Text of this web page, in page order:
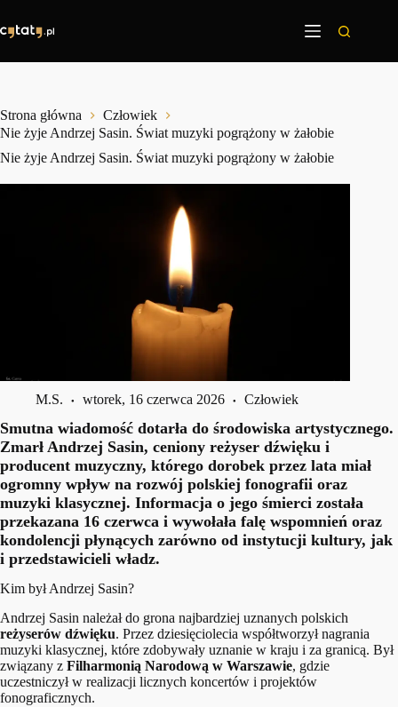
treści
Strona główna
Człowiek
Nie żyje Andrzej Sasin. Świat muzyki pogrążony w żałobie
Nie żyje Andrzej Sasin. Świat muzyki pogrążony w żałobie
M.S. wtorek, 16 czerwca 2026 Człowiek
Smutna wiadomość dotarła do środowiska artystycznego.
Zmarł Andrzej Sasin, ceniony reżyser dźwięku i
producent muzyczny, którego dorobek przez lata miał
ogromny wpływ na rozwój polskiej fonografii oraz
muzyki klasycznej. Informacja o jego śmierci została
przekazana 16 czerwca i wywołała falę wspomnień oraz
kondolencji płynących zarówno od instytucji kultury, jak
i przedstawicieli władz.
Kim był Andrzej Sasin?
Andrzej Sasin należał do grona najbardziej uznanych polskich
reżyserów dźwięku. Przez dziesięciolecia współtworzył nagrania
muzyki klasycznej, które zdobywały uznanie w kraju i za granicą. Był
związany z Filharmonią Narodową w Warszawie, gdzie
uczestniczył w realizacji licznych koncertów i projektów
fonograficznych.